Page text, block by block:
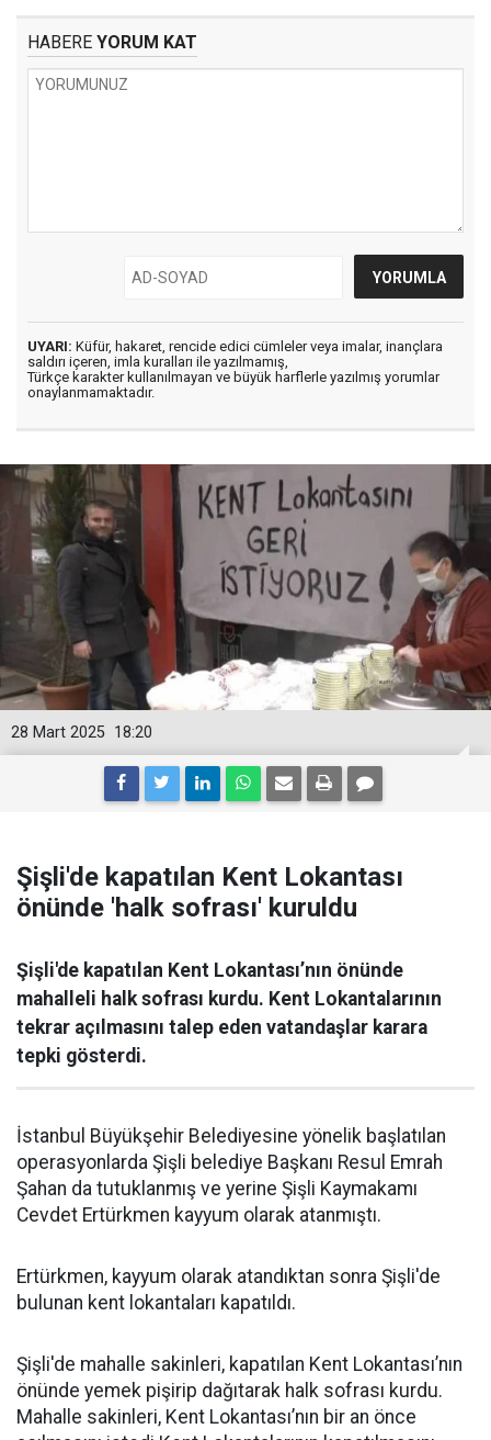
HABERE YORUM KAT
UYARI: Küfür, hakaret, rencide edici cümleler veya imalar, inançlara
saldırı içeren, imla kuralları ile yazılmamış,
Türkçe karakter kullanılmayan ve büyük harflerle yazılmış yorumlar
onaylanmamaktadır.
18:20
28 Mart 2025
Şişli'de kapatılan Kent Lokantası
önünde 'halk sofrası' kuruldu
Şişli'de kapatılan Kent Lokantası’nın önünde
mahalleli halk sofrası kurdu. Kent Lokantalarının
tekrar açılmasını talep eden vatandaşlar karara
tepki gösterdi.
İstanbul Büyükşehir Belediyesine yönelik başlatılan
operasyonlarda Şişli belediye Başkanı Resul Emrah
Şahan da tutuklanmış ve yerine Şişli Kaymakamı
Cevdet Ertürkmen kayyum olarak atanmıştı.
Ertürkmen, kayyum olarak atandıktan sonra Şişli'de
bulunan kent lokantaları kapatıldı.
Şişli'de mahalle sakinleri, kapatılan Kent Lokantası’nın
önünde yemek pişirip dağıtarak halk sofrası kurdu.
Mahalle sakinleri, Kent Lokantası’nın bir an önce